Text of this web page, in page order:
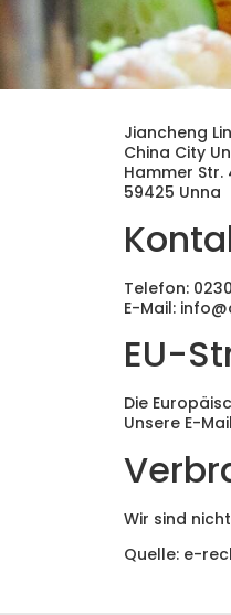
Jiancheng Lin
China City
Hammer Str.
59425 Unna
Telefon:
E-Mail:
EU-
Die
Unsere E-
Wir sind
Quelle: e-